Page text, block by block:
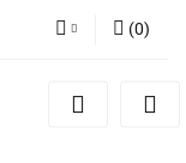
Zaloguj się
(0)